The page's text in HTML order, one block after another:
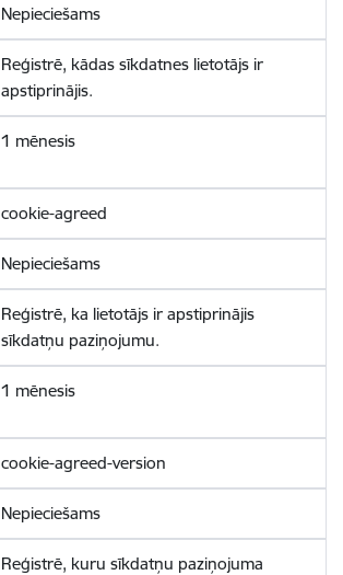
Nepieciešams
Reģistrē, kādas sīkdatnes lietotājs ir
apstiprinājis.
1 mēnesis
cookie-agreed
Nepieciešams
Reģistrē, ka lietotājs ir apstiprinājis
sīkdatņu paziņojumu.
1 mēnesis
cookie-agreed-version
Nepieciešams
Reģistrē, kuru sīkdatņu paziņojuma